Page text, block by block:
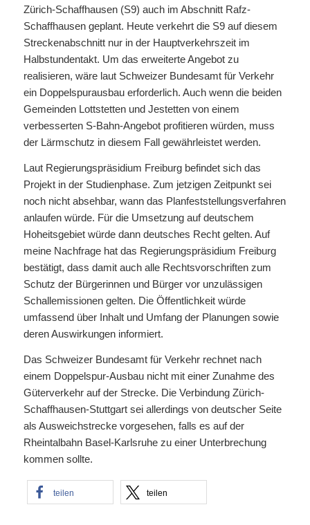
Zürich-Schaffhausen (S9) auch im Abschnitt Rafz-
Schaffhausen geplant. Heute verkehrt die S9 auf diesem
Streckenabschnitt nur in der Hauptverkehrszeit im
Halbstundentakt. Um das erweiterte Angebot zu
realisieren, wäre laut Schweizer Bundesamt für Verkehr
ein Doppelspurausbau erforderlich. Auch wenn die beiden
Gemeinden Lottstetten und Jestetten von einem
verbesserten S-Bahn-Angebot profitieren würden, muss
der Lärmschutz in diesem Fall gewährleistet werden.
Laut Regierungspräsidium Freiburg befindet sich das
Projekt in der Studienphase. Zum jetzigen Zeitpunkt sei
noch nicht absehbar, wann das Planfeststellungsverfahren
anlaufen würde. Für die Umsetzung auf deutschem
Hoheitsgebiet würde dann deutsches Recht gelten. Auf
meine Nachfrage hat das Regierungspräsidium Freiburg
bestätigt, dass damit auch alle Rechtsvorschriften zum
Schutz der Bürgerinnen und Bürger vor unzulässigen
Schallemissionen gelten. Die Öffentlichkeit würde
umfassend über Inhalt und Umfang der Planungen sowie
deren Auswirkungen informiert.
Das Schweizer Bundesamt für Verkehr rechnet nach
einem Doppelspur-Ausbau nicht mit einer Zunahme des
Güterverkehr auf der Strecke. Die Verbindung Zürich-
Schaffhausen-Stuttgart sei allerdings von deutscher Seite
als Ausweichstrecke vorgesehen, falls es auf der
Rheintalbahn Basel-Karlsruhe zu einer Unterbrechung
kommen sollte.
teilen teilen